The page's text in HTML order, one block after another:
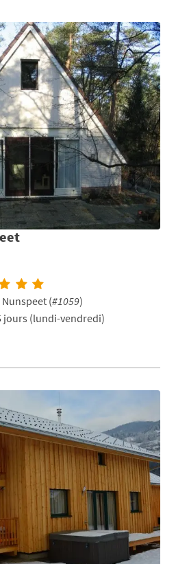
Nunspeet (#1059)
jours (lundi-vendredi)